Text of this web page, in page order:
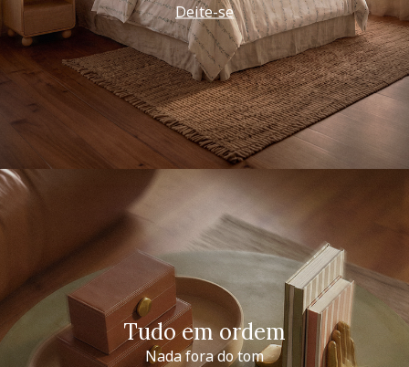
Deite-se
Tudo em ordem
Nada fora do tom